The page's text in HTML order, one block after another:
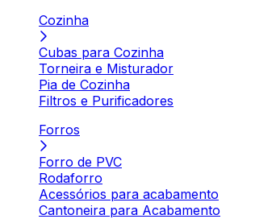
Cozinha
Cubas para Cozinha
Torneira e Misturador
Pia de Cozinha
Filtros e Purificadores
Forros
Forro de PVC
Rodaforro
Acessórios para acabamento
Cantoneira para Acabamento